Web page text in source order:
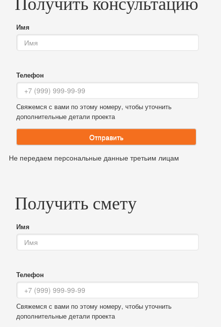
Имя
Телефон
Свяжемся с вами по этому номеру, чтобы уточнить
дополнительные детали проекта
Отправить
Не передаем персональные данные третьим лицам
Получить смету
Имя
Телефон
Свяжемся с вами по этому номеру, чтобы уточнить
дополнительные детали проекта